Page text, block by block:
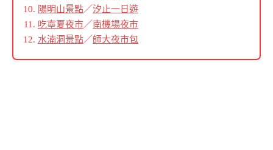
陽明山景點／汐止一日遊
吃寧夏夜市／南機場夜市
水湳洞景點／師大夜市包